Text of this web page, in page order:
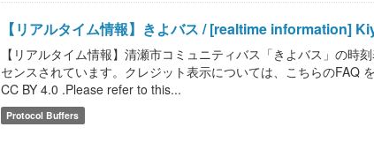
【リアルタイム情報】きよバス / [realtime information]
【リアルタイム情報】清瀬市コミュニティバス「きよバス」の時
センスされています。クレジット表示については、こちらのFAQ
CC BY 4.0 .Please refer to this...
Protocol Buffers